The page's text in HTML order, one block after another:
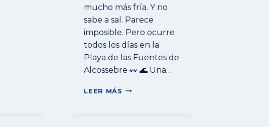
mucho más fría. Y no
sabe a sal. Parece
imposible. Pero ocurre
todos los días en la
Playa de las Fuentes de
Alcossebre 👀 🌊 Una…
LEER MÁS